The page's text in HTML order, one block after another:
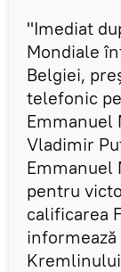
"Imediat
Mondiale
Belgiei,
telefonic
Emmanuel
Vladimir
Emmanuel
pentru
calificarea